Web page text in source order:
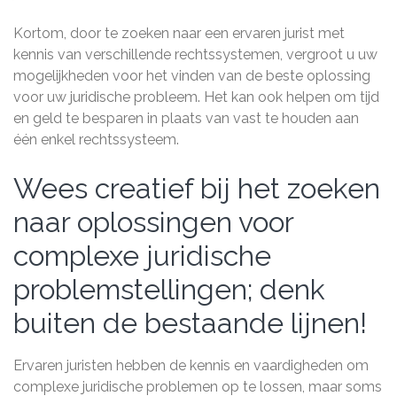
Kortom, door te zoeken naar een ervaren jurist met
kennis van verschillende rechtssystemen, vergroot u uw
mogelijkheden voor het vinden van de beste oplossing
voor uw juridische probleem. Het kan ook helpen om tijd
en geld te besparen in plaats van vast te houden aan
één enkel rechtssysteem.
Wees creatief bij het zoeken
naar oplossingen voor
complexe juridische
problemstellingen; denk
buiten de bestaande lijnen!
Ervaren juristen hebben de kennis en vaardigheden om
complexe juridische problemen op te lossen, maar soms